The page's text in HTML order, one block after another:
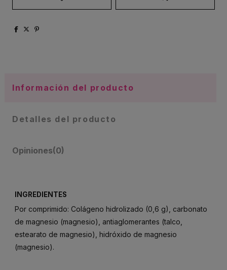
Información del producto
Detalles del producto
Opiniones(0)
INGREDIENTES
Por comprimido: Colágeno hidrolizado (0,6 g), carbonato
de magnesio (magnesio), antiaglomerantes (talco,
estearato de magnesio), hidróxido de magnesio
(magnesio).